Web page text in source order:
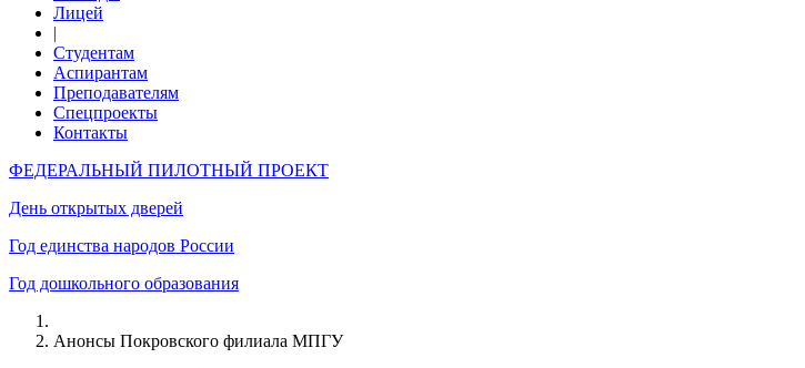
Лицей
|
Студентам
Аспирантам
Преподавателям
Спецпроекты
Контакты
ФЕДЕРАЛЬНЫЙ ПИЛОТНЫЙ ПРОЕКТ
День открытых дверей
Год единства народов России
Год дошкольного образования
Анонсы Покровского филиала МПГУ